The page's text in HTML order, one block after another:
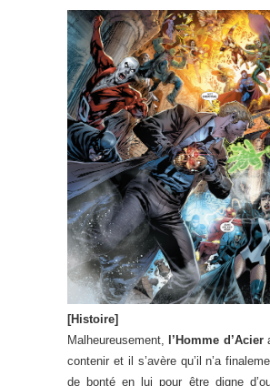
[Histoire]
Malheureusement,
l’Homme d’Acier
contenir et il s’avère qu’il n’a
de bonté en lui pour être digne